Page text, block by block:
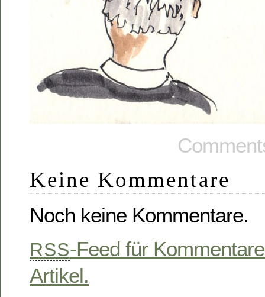
Keine Kommentare
Noch keine Kommentare.
RSS-Feed für
Artikel.